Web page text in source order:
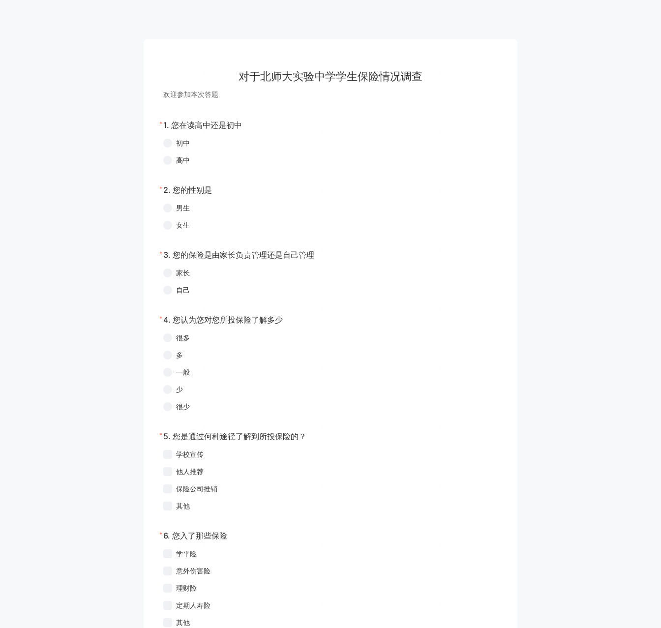
对于北师大实验中学学生保险情况调查
欢迎参加本次答题
* 1. 您在读高中还是初中
初中
高中
* 2. 您的性别是
男生
女生
* 3. 您的保险是由家长负责管理还是自己管理
家长
自己
* 4. 您认为您对您所投保险了解多少
很多
多
一般
少
很少
* 5. 您是通过何种途径了解到所投保险的？
学校宣传
他人推荐
保险公司推销
其他
* 6. 您入了那些保险
学平险
意外伤害险
理财险
定期人寿险
其他